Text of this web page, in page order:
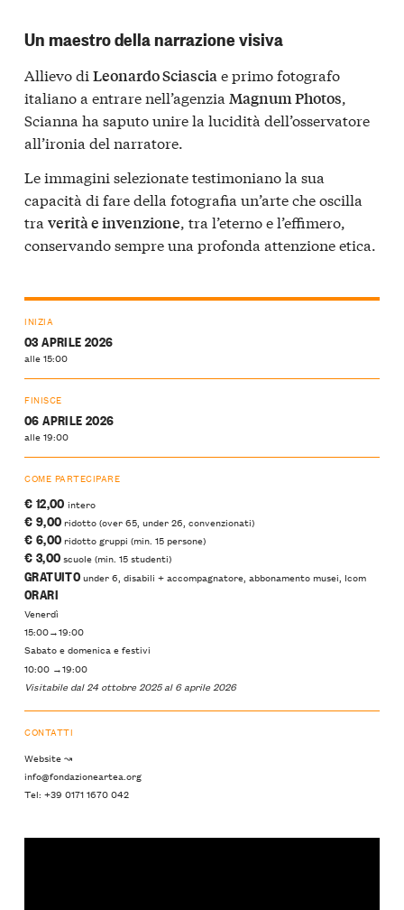
Un maestro della narrazione visiva
Allievo di Leonardo Sciasciae primo fotografo
italiano a entrare nell’agenzia Magnum Photos,
Scianna ha saputo unire la lucidità dell’osservatore
all’ironia del narratore.
Le immagini selezionate testimoniano la sua
capacità di fare della fotografia un’arte che oscilla
tra verità e invenzione , tra l’eterno e l’effimero,
conservando sempre una profonda attenzione etica.
INIZIA
03 APRILE 2026
alle 15:00
FINISCE
06 APRILE 2026
alle 19:00
COME PARTECIPARE
€ 12,00 intero
€ 9,00ridotto (over 65, under 26, convenzionati)
€ 6,00ridotto gruppi (min. 15 persone)
€ 3,00scuole (min. 15 studenti)
GRATUITOunder 6, disabili + accompagnatore, abbonamento musei, Icom
ORARI
Venerdì
15:00→19:00
Sabato e domenica e festivi
10:00 →19:00
Visitabile dal 24 ottobre 2025 al 6 aprile 2026
CONTATTI
Website ↝
info@fondazioneartea.org
Tel: +39 0171 1670 042